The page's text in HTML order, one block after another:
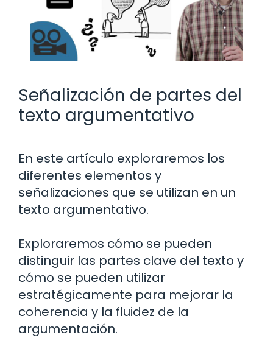
Señalización de partes del
texto argumentativo
En este artículo exploraremos los
diferentes elementos y
señalizaciones que se utilizan en un
texto argumentativo.
Exploraremos cómo se pueden
distinguir las partes clave del texto y
cómo se pueden utilizar
estratégicamente para mejorar la
coherencia y la fluidez de la
argumentación.